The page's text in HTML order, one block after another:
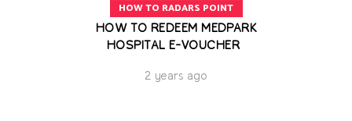
HOW TO RADARS POINT
HOW TO REDEEM MEDPARK
HOSPITAL E-VOUCHER
2 years ago